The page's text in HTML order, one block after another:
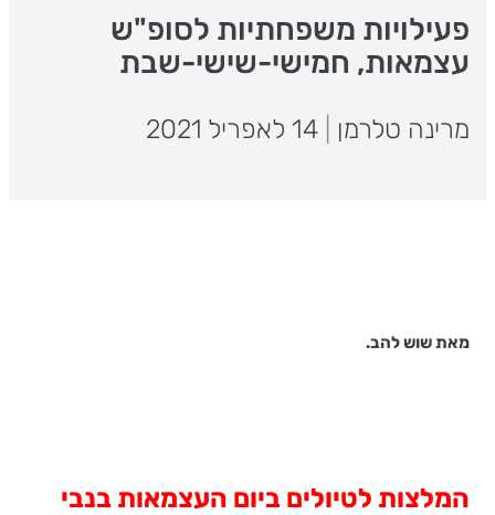
פעילויות משפחתיות לסופ"ש
עצמאות, חמישי-שישי-שבת
מרינה טלרמן
מאת שוש להב.
המלצות לטיולים ביום העצמאות בנבי